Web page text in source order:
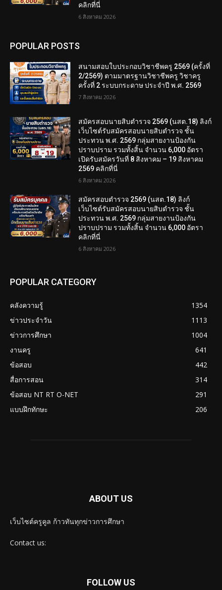
คลิกที่นี่
6 สิงหาคม 2026
POPULAR POSTS
สนามสอบใบประกอบวิชาชีพครู 2569 (ครั้งที่
2/2569) ตามมาตรฐานวิชาชีพครู วิชาครู
ครั้งที่ 2 ระบบกระดาษ ประจำปี พ.ศ. 2569
7 สิงหาคม 2026
สมัครสอบนายสิบตำรวจ 2569 (นสต.18) ลิงก์
เว็บไซต์รับสมัครสอบนายสิบตำรวจ ชั้น
ประทวน พ.ศ. 2569 กลุ่มสายงานป้องกัน
ปราบปราม รวมทั้งสิ้น จำนวน 6,000 อัตรา
เปิดรับสมัครวันที่ 8 สิงหาคม – 19 สิงหาคม
2569 คลิกที่นี่
6 สิงหาคม 2026
สมัครสอบตํารวจ 2569 (นสต.18) ลิงก์
เว็บไซต์รับสมัครสอบนายสิบตำรวจ ชั้น
ประทวน พ.ศ. 2569 กลุ่มสายงานป้องกัน
ปราบปราม รวมทั้งสิ้น จำนวน 6,000 อัตรา
คลิกที่นี่
6 สิงหาคม 2026
POPULAR CATEGORY
คลังความรู้
1354
ข่าวประจำวัน
1113
ข่าวการศึกษา
1004
งานครู
641
ข้อสอบ
442
สื่อการสอน
314
ข้อสอบ NT RT O-NET
291
แบบฝึกทักษะ
206
ABOUT US
เว็บไซต์ครูคูล ก้าวทันทุกข่าวการศึกษา
Contact us:
FOLLOW US